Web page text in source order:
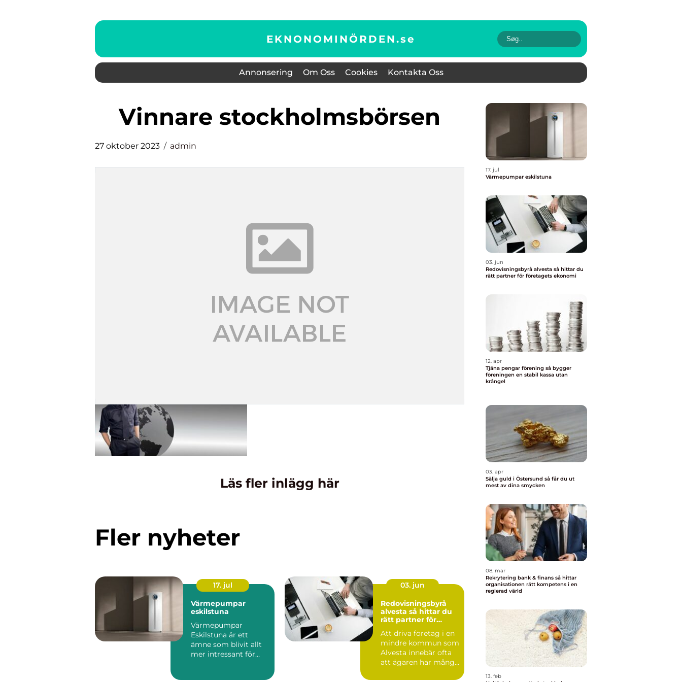
EKNONOMINÖRDEN.se
Annonsering Om Oss Cookies Kontakta Oss
vinnare stockholmsbörsen
27 oktober 2023 admin
Läs fler inlägg här
Fler nyheter
17. jul
Värmepumpar
eskilstuna
Värmepumpar
Eskilstuna är ett
ämne som blivit allt
mer intressant för
03. jun
Redovisningsbyrå
alvesta så hittar du
rätt partner för
Att driva företag i en
mindre kommun som
Alvesta innebär ofta
att ägaren har många
17. jul
Värmepumpar eskilstuna
03. jun
Redovisningsbyrå alvesta så hittar du
rätt partner för företagets ekonomi
12. apr
Tjäna pengar förening så bygger
föreningen en stabil kassa utan
krångel
03. apr
Sälja guld i Östersund så får du ut
mest av dina smycken
08. mar
Rekrytering bank & finans så hittar
organisationen rätt kompetens i en
reglerad värld
13. feb